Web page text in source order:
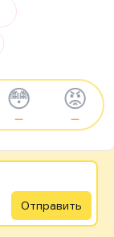
😳
—
😡
—
Отправить